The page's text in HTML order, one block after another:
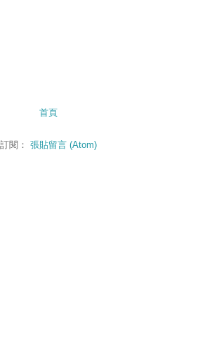
首頁
訂閱： 張貼留言 (Atom)